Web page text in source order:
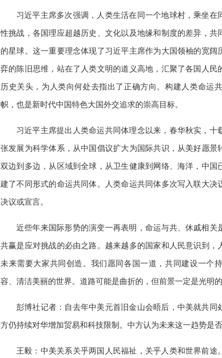
习近平主席多次强调，人类生活在同一个地球村，乘坐
性挑战，各国理应超越历史、文化以及地缘和制度的差异，
的星球。这一重要理念体现了习近平主席作为大国领袖的宽
弈的陈旧思维，站在了人类文明的道义高地，汇聚了各国人
历史关头，为人类向何处去指出了正确方向。构建人类命运
帜，也是新时代中国特色大国外交追求的崇高目标。
习近平主席提出人类命运共同体理念以来，春华秋实，
张发展为科学体系，从中国倡议扩大为国际共识，从美好愿
双边到多边，从区域到全球，从卫生健康到网络、海洋，中
建了不同形式的命运共同体。人类命运共同体多次写入联大
决议或宣言。
近些年来国际形势的演变一再表明，命运与共、休戚相
共赢是应对挑战的必由之路。越来越多的国家和人民意识到
未来需要大家共同创造。我们愿同各国一道，共同建设一个
容、清洁美丽的世界。道路可能是曲折的，但前景一定是光明
彭博社记者：自去年中美元首旧金山会晤后，中美就共
方仍持续对华增加贸易和科技限制。中方认为未来这一趋势是
王毅：中美关系关乎两国人民福祉，关乎人类和世界前